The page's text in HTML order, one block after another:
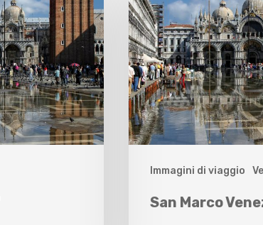
Immagini di viaggio
San Marco